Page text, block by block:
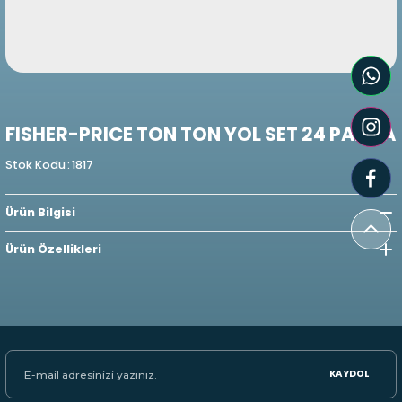
FISHER-PRICE TON TON YOL SET 24 PARÇA
Stok Kodu:1817
Ürün Bilgisi
Ürün Özellikleri
KAYDOL